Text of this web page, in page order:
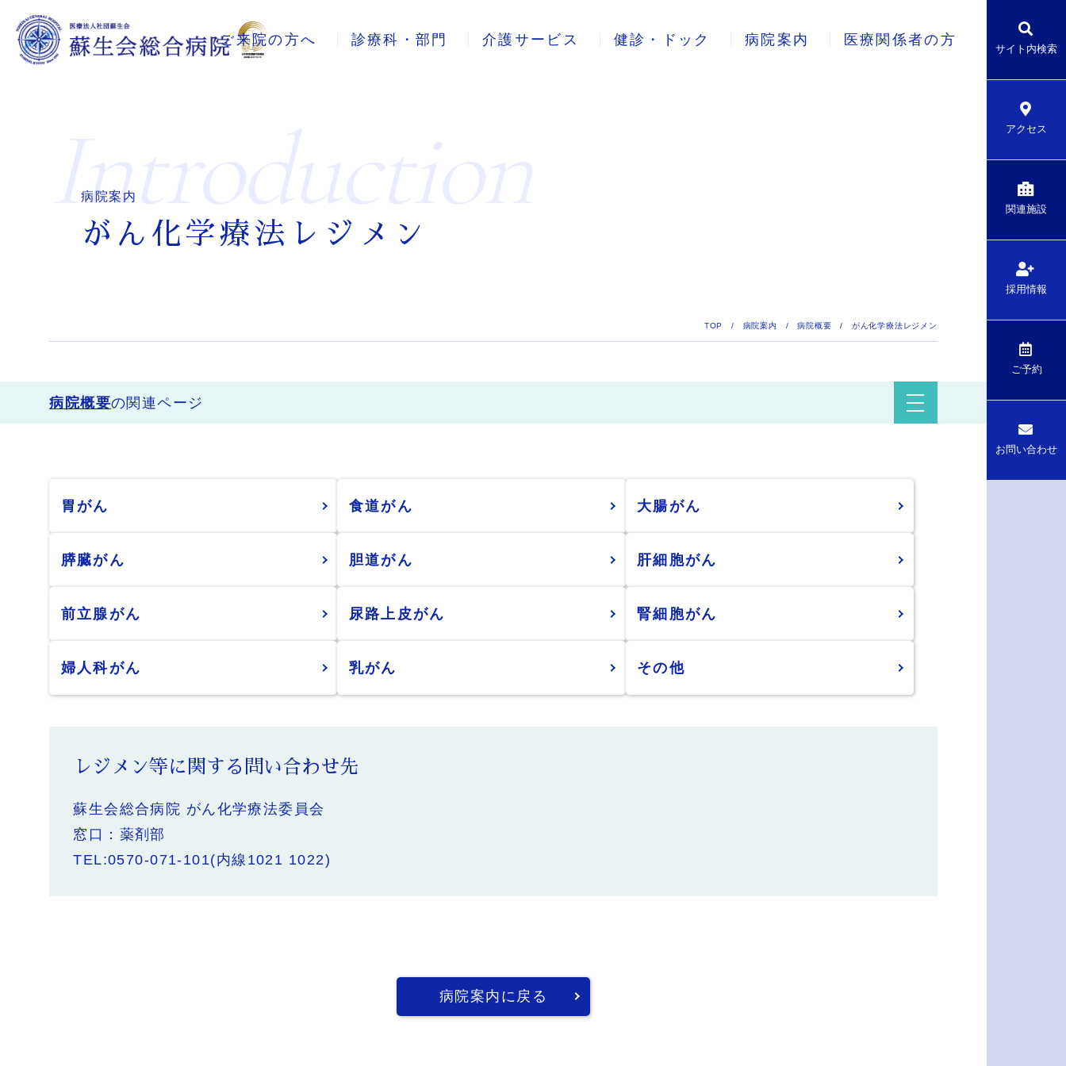
ご来院の方へ 診療科・部門 介護サービス 健診・ドック 病院案内 医療関係者の方
サイト内検索
アクセス
関連施設
採用情報
ご予約
お問い合わせ
introduction
病院案内
がん化学療法レジメン
TOP / 病院案内 /病院概要 / がん化学療法レジメン
病院概要の関連ページ
胃がん 食道がん 大腸がん
膵臓がん 胆道がん 肝細胞がん
前立腺がん 尿路上皮がん 腎細胞がん
婦人科がん 乳がん その他
レジメン等に関する問い合わせ先
蘇生会総合病院 がん化学療法委員会
窓口：薬剤部
TEL:0570-071-101(内線1021 1022)
病院案内に戻る